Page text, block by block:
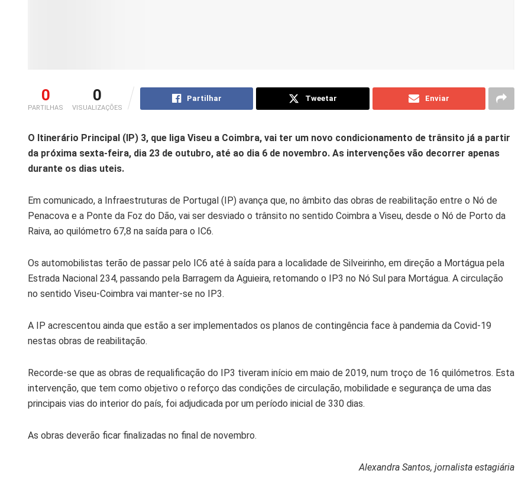
0
PARTILHAS
0
VISUALIZAÇÕES
Partilhar Tweetar Enviar
O Itinerário Principal (IP) 3, que liga Viseu a Coimbra, vai ter um novo condicionamento de trânsito já a partir
da próxima sexta-feira, dia 23 de outubro, até ao dia 6 de novembro. As intervenções vão decorrer apenas
durante os dias uteis.
Em comunicado, a Infraestruturas de Portugal (IP) avança que, no âmbito das obras de reabilitação entre o Nó de
Penacova e a Ponte da Foz do Dão, vai ser desviado o trânsito no sentido Coimbra a Viseu, desde o Nó de Porto da
Raiva, ao quilómetro 67,8 na saída para o IC6.
Os automobilistas terão de passar pelo IC6 até à saída para a localidade de Silveirinho, em direção a Mortágua pela
Estrada Nacional 234, passando pela Barragem da Aguieira, retomando o IP3 no Nó Sul para Mortágua. A circulação
no sentido Viseu-Coimbra vai manter-se no IP3.
A IP acrescentou ainda que estão a ser implementados os planos de contingência face à pandemia da Covid-19
nestas obras de reabilitação.
Recorde-se que as obras de requalificação do IP3 tiveram início em maio de 2019, num troço de 16 quilómetros. Esta
intervenção, que tem como objetivo o reforço das condições de circulação, mobilidade e segurança de uma das
principais vias do interior do país, foi adjudicada por um período inicial de 330 dias.
As obras deverão ficar finalizadas no final de novembro.
Alexandra Santos, jornalista estagiária